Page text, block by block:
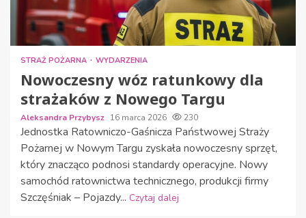
STRAŻ POŻARNA WYDARZENIA
Nowoczesny wóz ratunkowy dla
strażaków z Nowego Targu
Aleksandra Przybysz 16 marca 2026 230
Jednostka Ratowniczo-Gaśnicza Państwowej Straży
Pożarnej w Nowym Targu zyskała nowoczesny sprzęt,
który znacząco podnosi standardy operacyjne. Nowy
samochód ratownictwa technicznego, produkcji firmy
Szczęśniak – Pojazdy... Czytaj dalej